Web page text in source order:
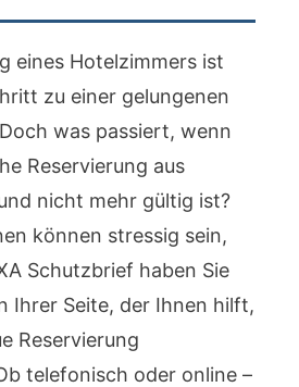
eines Hotelzimmers ist
zu einer gelungenen
was passiert, wenn
Reservierung aus
nicht mehr gültig ist?
können stressig sein,
Schutzbrief haben Sie
Ihrer Seite, der Ihnen hilft,
Reservierung
telefonisch oder online –